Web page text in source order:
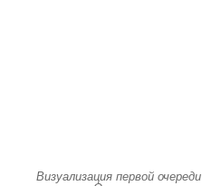
Визуализация первой